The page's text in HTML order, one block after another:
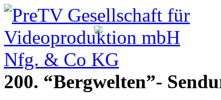
200. “Bergwelten”-